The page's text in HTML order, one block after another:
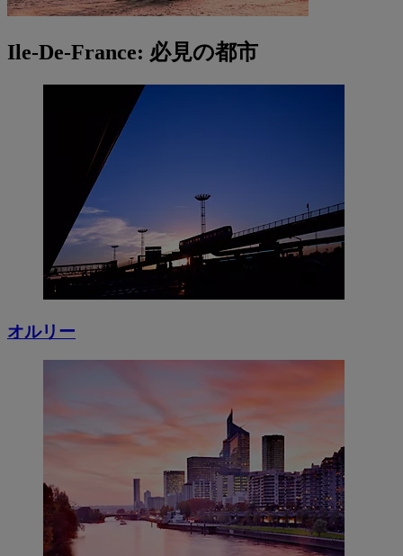
Ile-De-France: 必見の都市
オルリー